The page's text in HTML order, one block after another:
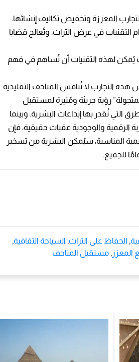
المعززة وتخفيض تكاليف إنشائها.
في عرض التراث، وتُعالج قضايا
يُمكن لهذه التقنيات أن تُساهم في فهم
التجارب لا تُنافس المتاحف التقليدية
رؤية جريئة ومُثيرة لمستقبل
نُقدر بها إبداعات البشرية. وبينما
الرقمية والوجودية عقبات حقيقية، فإن
المناسبة، سيُمكن البشرية من تسخير
للجميع.
, الحفاظ على التراث, السياحة الثقافية,
المعزز , مستقبل المتاحف